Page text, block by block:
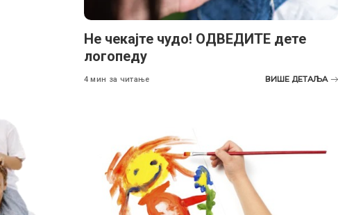
Не чекајте чудо! ОДВЕДИТЕ дете
логопеду
4 мин за читање ВИШЕ ДЕТАЉА